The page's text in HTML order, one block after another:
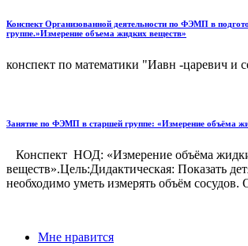
Конспект Организованной деятельности по ФЭМП в
группе.»Измерение объема жидких веществ»
конспект по математики "Иавн -царевич и
Занятие по ФЭМП в старшей группе: «Измерение объёма
Конспект НОД: «Измерение объёма
веществ».Цель:Дидактическая: Показать
необходимо уметь измерять объём сосудов.
Мне нравится